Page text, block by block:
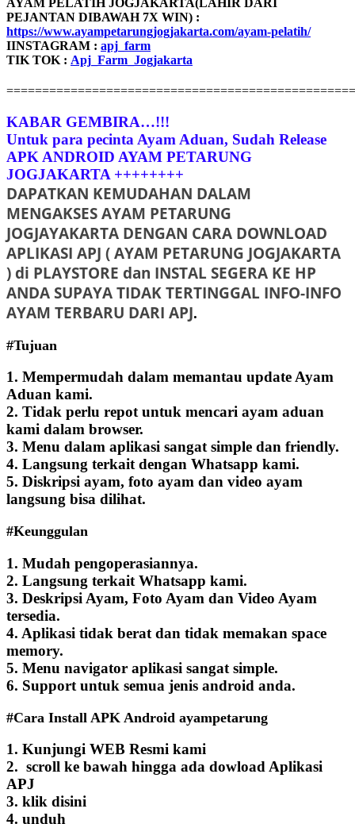
AYAM PELATIH JOGJAKARTA(LAHIR DARI
PEJANTAN DIBAWAH 7X WIN) :
https://www.ayampetarungjogjakarta.com/ayam-pelatih/
IINSTAGRAM : apj_farm
TIK TOK : Apj_Farm_Jogjakarta
KABAR GEMBIRA…!!!
Untuk para pecinta Ayam Aduan, Sudah Release
APK ANDROID AYAM PETARUNG
JOGJAKARTA ++++++++
DAPATKAN KEMUDAHAN DALAM
MENGAKSES AYAM PETARUNG
JOGJAYAKARTA DENGAN CARA DOWNLOAD
APLIKASI APJ ( AYAM PETARUNG JOGJAKARTA
) di PLAYSTORE dan INSTAL SEGERA KE HP
ANDA SUPAYA TIDAK TERTINGGAL INFO-INFO
AYAM TERBARU DARI APJ.
#Tujuan
1. Mempermudah dalam memantau update Ayam
Aduan kami.
2. Tidak perlu repot untuk mencari ayam aduan
kami dalam browser.
3. Menu dalam aplikasi sangat simple dan friendly.
4. Langsung terkait dengan Whatsapp kami.
5. Diskripsi ayam, foto ayam dan video ayam
langsung bisa dilihat.
#Keunggulan
1. Mudah pengoperasiannya.
2. Langsung terkait Whatsapp kami.
3. Deskripsi Ayam, Foto Ayam dan Video Ayam
tersedia.
4. Aplikasi tidak berat dan tidak memakan space
memory.
5. Menu navigator aplikasi sangat simple.
6. Support untuk semua jenis android anda.
#Cara Install APK Android ayampetarung
1. Kunjungi WEB Resmi kami
2. scroll ke bawah hingga ada dowload Aplikasi
APJ
3. klik disini
4. unduh